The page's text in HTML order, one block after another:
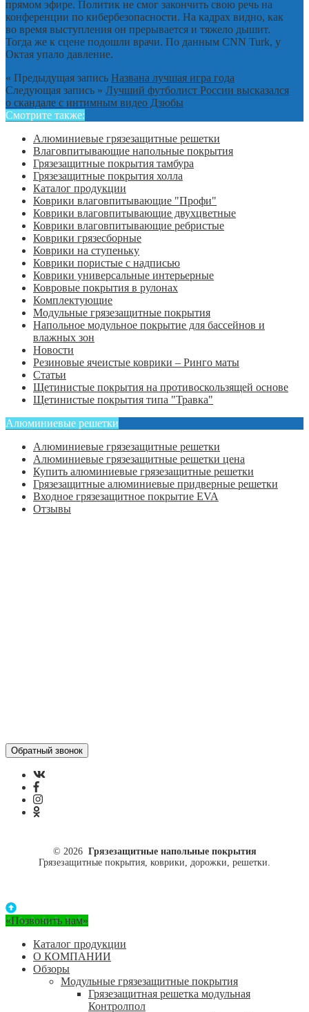
прямом эфире. Политик не смог закончить свою речь на
конференции по кибербезопасности. На кадрах видно, как
во время выступления он прерывается и тяжело дышит.
Тогда же к сцене подошли врачи. По данным CNN Turk, у
Октая упало давление.
« Предыдущая запись Названа лучшая игра года
Следующая запись » Лучший футболист России высказался
о скандале с интимным видео Дзюбы
Смотрите также:
Алюминиевые грязезащитные решетки
Влаговпитывающие напольные покрытия
Грязезащитные покрытия тамбура
Грязезащитные покрытия холла
Каталог продукции
Коврики влаговпитывающие "Профи"
Коврики влаговпитывающие двухцветные
Коврики влаговпитывающие ребристые
Коврики грязесборные
Коврики на ступеньку
Коврики пористые с надписью
Коврики универсальные интерьерные
Ковровые покрытия в рулонах
Комплектующие
Модульные грязезащитные покрытия
Напольное модульное покрытие для бассейнов и
влажных зон
Новости
Резиновые ячеистые коврики – Ринго маты
Статьи
Щетинистые покрытия на противоскользящей основе
Щетинистые покрытия типа "Травка"
Алюминиевые решетки
Алюминиевые грязезащитные решетки
Алюминиевые грязезащитные решетки цена
Купить алюминиевые грязезащитные решетки
Грязезащитные алюминиевые придверные решетки
Входное грязезащитное покрытие EVA
Отзывы
© 2026 Грязезащитные напольные покрытия
Грязезащитные покрытия, коврики, дорожки, решетки.
«Позвонить нам»
Каталог продукции
О КОМПАНИИ
Обзоры
Модульные грязезащитные покрытия
Грязезащитная решетка модульная
Контролпол